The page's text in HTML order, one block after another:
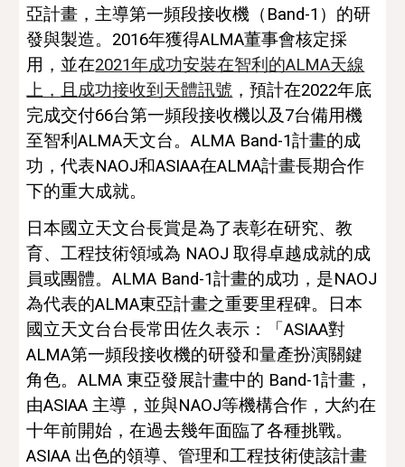
亞計畫 ，主導第一頻段接收機（ Band-1 ）的研
發與製造。 2016年獲得ALMA董事會核定採
用，並在2021年成功安裝在智利的ALMA天線
上， 且 成功接收到天體訊號 ，預計在2022年底
完成交付66台第一頻段接收機以及7台備用機
至智利ALMA天文台。ALMA Band-1計畫的成
功，代表NAOJ和ASIAA在ALMA計畫長期合作
下的重大成就。
日本國立天文台長賞是為了表彰在研究、教
育、工程技術領域為 NAOJ 取得卓越成就的成
員或團體。ALMA Band-1計畫的成功，是NAOJ
為代表的ALMA東亞計畫之重要里程碑。日本
國立天文台台長常田佐久表示：「ASIAA對
ALMA第一頻段接收機的研發和量產扮演關鍵
角色。ALMA 東亞發展計畫中的 Band-1計畫，
由ASIAA 主導，並與NAOJ等機構合作，大約在
十年前開始，在過去幾年面臨了各種挑戰。
ASIAA 出色的領導、管理和工程技術使該計畫